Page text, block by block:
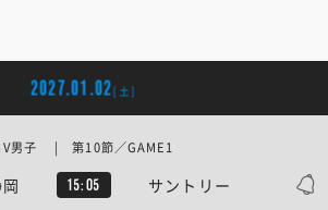
2027.01.02[土]
15:05 サントリー
男子 | 第10節／GAME1